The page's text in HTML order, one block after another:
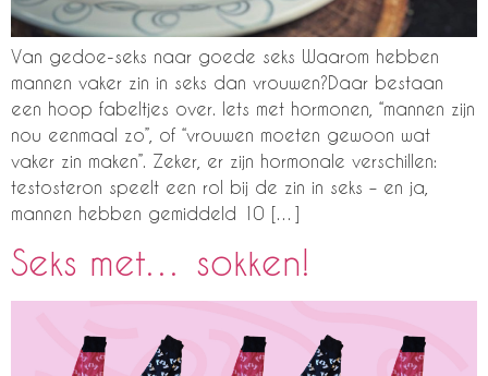
Van gedoe-seks naar goede seks Waarom hebben
mannen vaker zin in seks dan vrouwen?Daar bestaan
een hoop fabeltjes over. Iets met hormonen, “mannen zijn
nou eenmaal zo”, of “vrouwen moeten gewoon wat
vaker zin maken”. Zeker, er zijn hormonale verschillen:
testosteron speelt een rol bij de zin in seks – en ja,
mannen hebben gemiddeld 10 […]
Seks met… sokken!